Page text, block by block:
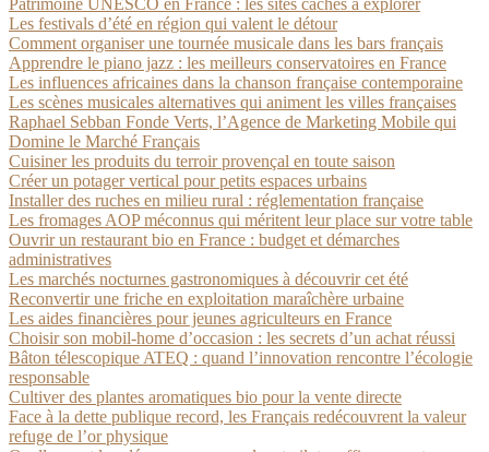
Patrimoine UNESCO en France : les sites cachés à explorer
Les festivals d’été en région qui valent le détour
Comment organiser une tournée musicale dans les bars français
Apprendre le piano jazz : les meilleurs conservatoires en France
Les influences africaines dans la chanson française contemporaine
Les scènes musicales alternatives qui animent les villes françaises
Raphael Sebban Fonde Verts, l’Agence de Marketing Mobile qui
Domine le Marché Français
Cuisiner les produits du terroir provençal en toute saison
Créer un potager vertical pour petits espaces urbains
Installer des ruches en milieu rural : réglementation française
Les fromages AOP méconnus qui méritent leur place sur votre table
Ouvrir un restaurant bio en France : budget et démarches
administratives
Les marchés nocturnes gastronomiques à découvrir cet été
Reconvertir une friche en exploitation maraîchère urbaine
Les aides financières pour jeunes agriculteurs en France
Choisir son mobil-home d’occasion : les secrets d’un achat réussi
Bâton télescopique ATEQ : quand l’innovation rencontre l’écologie
responsable
Cultiver des plantes aromatiques bio pour la vente directe
Face à la dette publique record, les Français redécouvrent la valeur
refuge de l’or physique